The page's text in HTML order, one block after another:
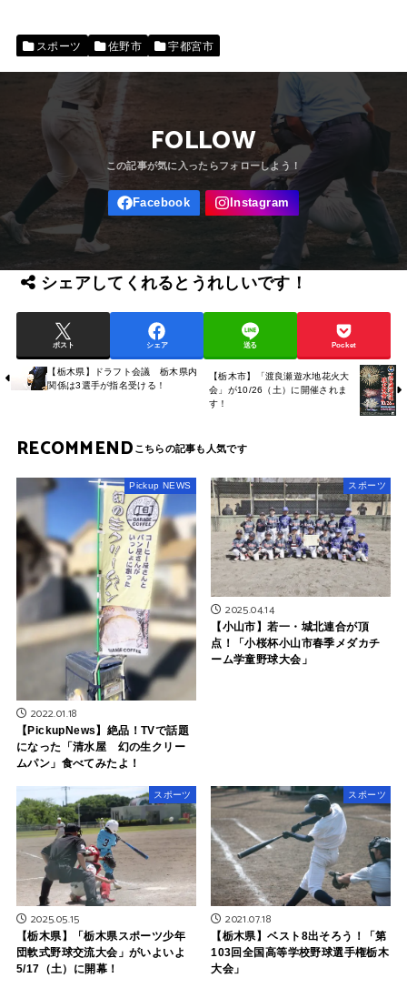
スポーツ 佐野市 宇都宮市
FOLLOW
シェアしてくれるとうれしいです！
ポスト シェア 送る Pocket
【栃木県】ドラフト会議 栃木県内
関係は3選手が指名受ける！
【栃木市】「渡良瀬遊水地花火大
会」が10/26（土）に開催されま
す！
RECOMMEND
Pickup NEWS
2022.01.18
【PickupNews】絶品！TVで話題
になった「清水屋 幻の生クリー
ムパン」食べてみたよ！
スポーツ
2025.04.14
【小山市】若一・城北連合が頂
点！「小桜杯小山市春季メダカチ
ーム学童野球大会」
スポーツ
2025.05.15
【栃木県】「栃木県スポーツ少年
団軟式野球交流大会」がいよいよ
5/17（土）に開幕！
スポーツ
2021.07.18
【栃木県】ベスト8出そろう！「第
103回全国高等学校野球選手権栃木
大会」